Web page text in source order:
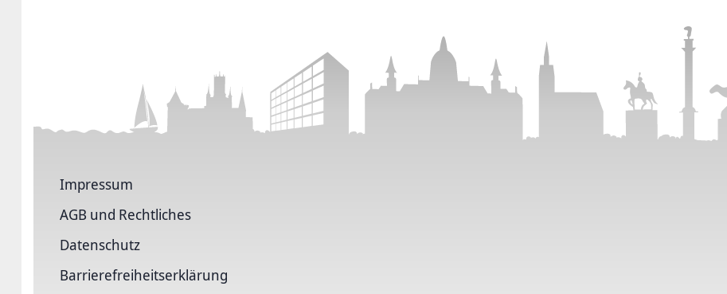
Impressum
AGB und Rechtliches
Datenschutz
Barriere­freiheits­erklärung